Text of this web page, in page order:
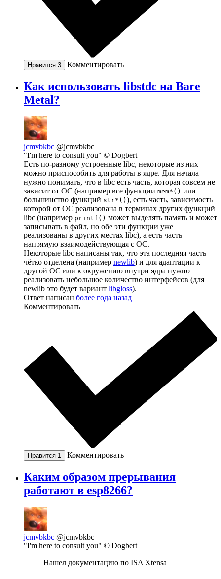
Нравится 3 Комментировать
Как использовать libstdc на Bare
Metal?
jcmvbkbc @jcmvbkbc
"I'm here to consult you" © Dogbert
Есть по-разному устроенные libc, некоторые из них
можно приспособить для работы в ядре. Для начала
нужно понимать, что в libc есть часть, которая совсем не
зависит от ОС (например все функции mem*() или
большинство функций str*() ), есть часть, зависимость
которой от ОС реализована в терминах других функций
libc (например printf() может выделять память и может
записывать в файл, но обе эти функции уже
реализованы в других местах libc), а есть часть
напрямую взаимодействующая с ОС.
Некоторые libc написаны так, что эта последняя часть
чётко отделена (например newlib) и для адаптации к
другой ОС или к окружению внутри ядра нужно
реализовать небольшое количество интерфейсов (для
newlib это будет вариант libgloss).
Ответ написан более года назад
Комментировать
Нравится 1 Комментировать
Каким образом прерывания
работают в esp8266?
jcmvbkbc @jcmvbkbc
"I'm here to consult you" © Dogbert
Нашел документацию по ISA Xtensa